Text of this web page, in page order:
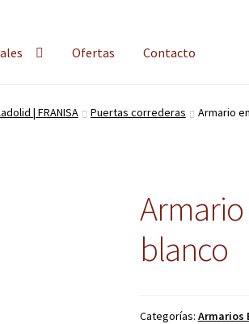
Ofertas Contacto
| FRANISA Puertas correderas Armario
blanco
Categorías: Armarios